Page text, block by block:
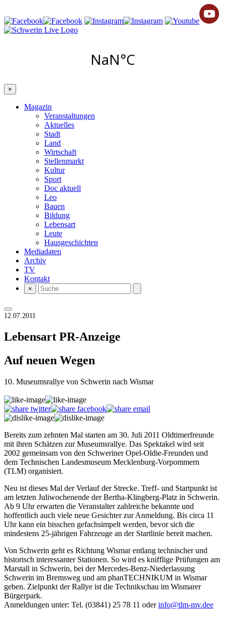
×
Magazin
Veranstaltungen
Aktuelles
Stadt
Land
Wirtschaft
Stellenmarkt
Kultur
Sport
Doc aktuell
Leo
Bauen
Bildung
Lebensart
Leute
Hausgeschichten
Mediadaten
Archiv
TV
Kontakt
×
12.07.2011
Lebensart PR-Anzeige
Auf neuen Wegen
10. Museumsrallye von Schwerin nach Wismar
Bereits zum zehnten Mal starten am 30. Juli 2011 Oldtimerfreunde
mit ihren Schätzen zur Museumsrallye. Das Spektakel wird seit
2002 gemeinsam von den Schweriner Opel-Oldie-Freunden und
dem Technischen Landesmuseum Mecklenburg-Vorpommern
(TLM) organisiert.
Neu ist dieses Mal der Verlauf der Strecke. Treff- und Startpunkt ist
am letzten Juliwochenende der Bertha-Klingberg-Platz in Schwerin.
Ab 9 Uhr erwarten die Veranstalter zahlreiche bekannte und
hoffentlich auch viele neue Gesichter zur Anmeldung. Bis circa 11
Uhr kann ein bisschen gefachsimpelt werden, bevor sich die
mindestens 25-jährigen Fahrzeuge an der Startlinie bereit machen.
Von Schwerin geht es Richtung Wismar entlang technischer und
historisch interessanter Stationen. So wird es knifflige Prüfungen am
Marstall in Schwerin, bei der Mercedes-Benz-Niederlassung
Schwerin im Bremsweg und am phanTECHNIKUM in Wismar
geben. Zielpunkt der Rallye ist die Technikschau im Wismarer
Bürgerpark.
Anmeldungen unter: Tel. (03841) 25 78 11 oderinfo@tlm-mv.dee